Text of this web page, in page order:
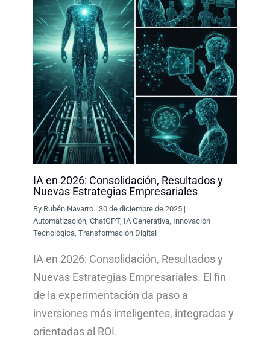
IA en 2026: Consolidación, Resultados y
Nuevas Estrategias Empresariales
By Rubén Navarro |30 de diciembre de 2025 |
Automatización,ChatGPT, IA Generativa, Innovación
Tecnológica,Transformación Digital
IA en 2026: Consolidación, Resultados y
Nuevas Estrategias Empresariales. El fin
de la experimentación da paso a
inversiones más inteligentes, integradas y
orientadas al ROI.